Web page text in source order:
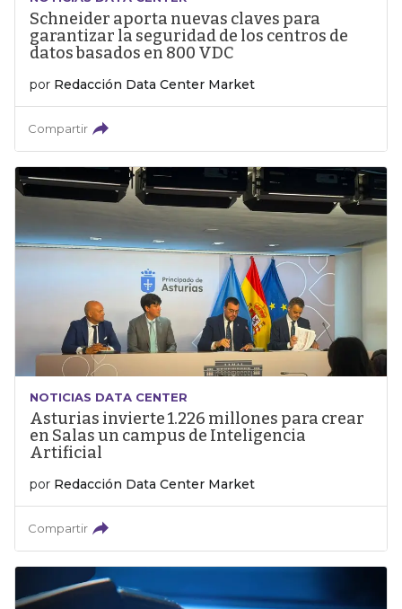
Schneider aporta nuevas claves para
garantizar la seguridad de los centros de
datos basados en 800 VDC
por Redacción Data Center Market
Compartir
NOTICIAS DATA CENTER
Asturias invierte 1.226 millones para crear
en Salas un campus de Inteligencia
Artificial
por Redacción Data Center Market
Compartir